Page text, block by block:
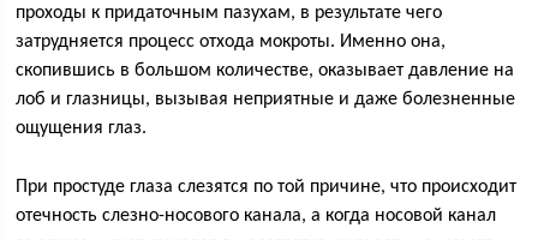
проходы к придаточным пазухам, в результате чего
затрудняется процесс отхода мокроты. Именно она,
скопившись в большом количестве, оказывает давление на
лоб и глазницы, вызывая неприятные и даже болезненные
ощущения глаз.
При простуде глаза слезятся по той причине, что происходит
отечность слезно-носового канала, а когда носовой канал